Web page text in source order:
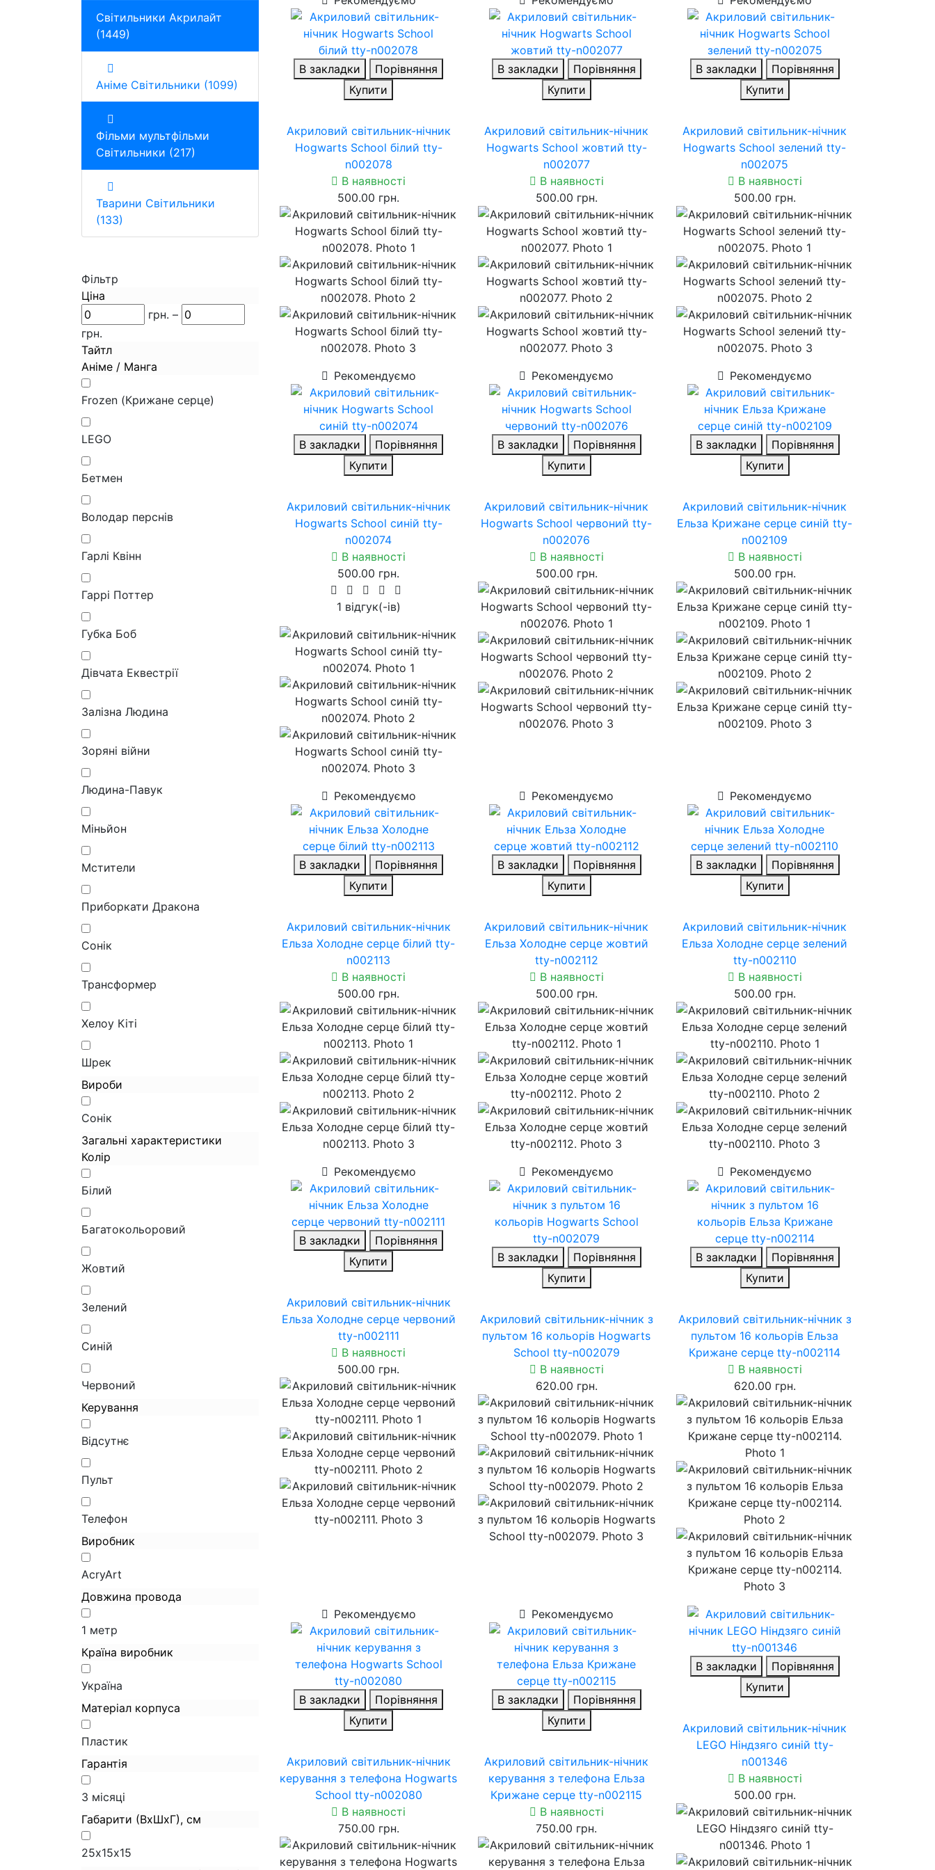
Світильники Акрилайт
(1449)
Аніме Світильники (1099)
Фільми мультфільми
Світильники (217)
Тварини Світильники
(133)
Фільтр
Ціна
грн. –
грн.
Тайтл
Аніме / Манга
Frozen (Крижане серце)
LEGO
Бетмен
Володар перснів
Гарлі Квінн
Гаррі Поттер
Губка Боб
Дівчата Еквестрії
Залізна Людина
Зоряні війни
Людина-Павук
Міньйон
Мстители
Приборкати Дракона
Сонік
Трансформер
Хелоу Кіті
Шрек
Вироби
Сонік
Загальні характеристики
Колір
Білий
Багатокольоровий
Жовтий
Зелений
Синій
Червоний
Керування
Відсутнє
Пульт
Телефон
Виробник
AcryArt
Довжина провода
1 метр
Країна виробник
Україна
Матеріал корпуса
Пластик
Гарантія
3 місяці
Габарити (ВхШхГ), см
25х15х15
В закладки
Порівняння
Купити
Акриловий світильник-нічник
Hogwarts School білий tty-
n002078
В наявності
500.00 грн.
В закладки
Порівняння
Купити
Акриловий світильник-нічник
Hogwarts School жовтий tty-
n002077
В наявності
500.00 грн.
В закладки
Порівняння
Купити
Акриловий світильник-нічник
Hogwarts School зелений tty-
n002075
В наявності
500.00 грн.
Рекомендуємо
В закладки
Порівняння
Купити
Акриловий світильник-нічник
Hogwarts School синій tty-
n002074
В наявності
500.00 грн.
1 вiдгук(-iв)
Рекомендуємо
В закладки
Порівняння
Купити
Акриловий світильник-нічник
Hogwarts School червоний tty-
n002076
В наявності
500.00 грн.
Рекомендуємо
В закладки
Порівняння
Купити
Акриловий світильник-нічник
Ельза Крижане серце синій tty-
n002109
В наявності
500.00 грн.
Рекомендуємо
В закладки
Порівняння
Купити
Акриловий світильник-нічник
Ельза Холодне серце білий tty-
n002113
В наявності
500.00 грн.
Рекомендуємо
В закладки
Порівняння
Купити
Акриловий світильник-нічник
Ельза Холодне серце жовтий
tty-n002112
В наявності
500.00 грн.
Рекомендуємо
В закладки
Порівняння
Купити
Акриловий світильник-нічник
Ельза Холодне серце зелений
tty-n002110
В наявності
500.00 грн.
Рекомендуємо
В закладки
Порівняння
Купити
Акриловий світильник-нічник
Ельза Холодне серце червоний
tty-n002111
В наявності
500.00 грн.
Рекомендуємо
В закладки
Порівняння
Купити
Акриловий світильник-нічник з
пультом 16 кольорів Hogwarts
School tty-n002079
В наявності
620.00 грн.
Рекомендуємо
В закладки
Порівняння
Купити
Акриловий світильник-нічник з
пультом 16 кольорів Ельза
Крижане серце tty-n002114
В наявності
620.00 грн.
Рекомендуємо
В закладки
Порівняння
Купити
Акриловий світильник-нічник
керування з телефона Hogwarts
School tty-n002080
В наявності
750.00 грн.
Рекомендуємо
В закладки
Порівняння
Купити
Акриловий світильник-нічник
керування з телефона Ельза
Крижане серце tty-n002115
В наявності
750.00 грн.
В закладки
Порівняння
Купити
Акриловий світильник-нічник
LEGO Ніндзяго синій tty-
n001346
В наявності
500.00 грн.